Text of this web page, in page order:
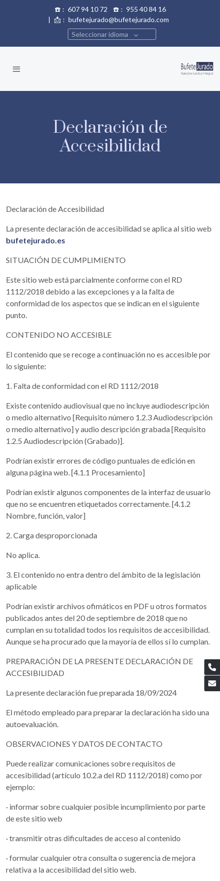
☎️ : 607 94 10 72 ☎️ : 955 40 84 16
| 📩 : bufetejurado@bufetejurado.com
Seleccionar idioma
Declaración de
Accesibilidad
Declaración de Accesibilidad
La presente declaración de accesibilidad se aplica al sitio web
bufetejurado.es
SITUACIÓN DE CUMPLIMIENTO
Este sitio web está parcialmente conforme con el RD
1112/2018 debido a las excepciones y a la falta de
conformidad de los aspectos que se indican en el siguiente
punto.
CONTENIDO NO ACCESIBLE
El contenido que se recoge a continuación no es accesible por
lo siguiente:
1. Falta de conformidad con el RD 1112/2018
Existe contenido audiovisual que no incluye audiodescripción
o medio alternativo [Requisito número 1.2.3 Audiodescripción
o medio alternativo] y audio descripción grabada [Requisito
1.2.5 Audiodescripción (Grabado)].
Podrían existir errores de código puntuales de edición en
alguna página web. [4.1.1 Procesamiento]
Podrían existir algunos componentes de la interfaz de usuario
que no se encuentren etiquetados correctamente. [4.1.2
Nombre, función, valor]
2. Carga desproporcionada
No aplica.
3. El contenido no entra dentro del ámbito de la legislación
aplicable
Podrían existir archivos ofimáticos en PDF u otros formatos
publicados antes del 20 de septiembre de 2018 que no
cumplan en su totalidad todos los requisitos de accesibilidad.
Aunque se ha procurado que la mayoría de ellos sí lo cumplan.
PREPARACIÓN DE LA PRESENTE DECLARACIÓN DE
ACCESIBILIDAD
La presente declaración fue preparada 18/09/2024
El método empleado para preparar la declaración ha sido una
autoevaluación.
OBSERVACIONES Y DATOS DE CONTACTO
Puede realizar comunicaciones sobre requisitos de
accesibilidad (artículo 10.2.a del RD 1112/2018) como por
ejemplo:
· informar sobre cualquier posible incumplimiento por parte
de este sitio web
· transmitir otras dificultades de acceso al contenido
· formular cualquier otra consulta o sugerencia de mejora
relativa a la accesibilidad del sitio web.